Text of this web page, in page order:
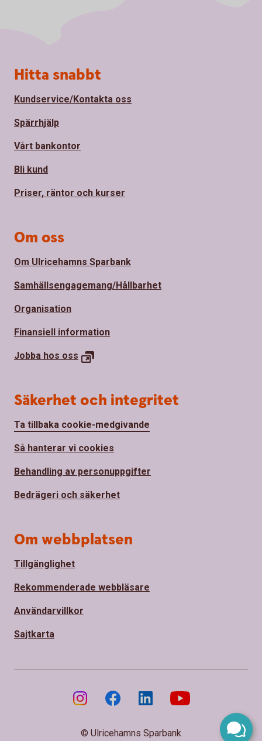
Sidfot
Hitta snabbt
Kundservice/Kontakta oss
Spärrhjälp
Vårt bankontor
Bli kund
Priser, räntor och kurser
Om oss
Om Ulricehamns Sparbank
Samhällsengagemang/Hållbarhet
Organisation
Finansiell information
Jobba hos oss
Säkerhet och integritet
Ta tillbaka cookie-medgivande
Så hanterar vi cookies
Behandling av personuppgifter
Bedrägeri och säkerhet
Om webbplatsen
Tillgänglighet
Rekommenderade webbläsare
Användarvillkor
Sajtkarta
© Ulricehamns Sparbank